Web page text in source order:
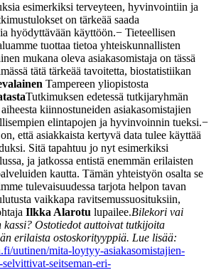
esimerkiksi terveyteen, hyvinvointiin ja
on tärkeää saada
hyödyttävään käyttöön.− Tieteellisen
tuottaa tietoa yhteiskunnallisten
mukana oleva asiakasomistaja on tässä
tätä tärkeää tavoitetta, biostatistiikan
Tampereen yliopistosta
Tutkimuksen edetessä tutkijaryhmän
kiinnostuneiden asiakasomistajien
elintapojen ja hyvinvoinnin tueksi.−
että asiakkaista kertyvä data tulee käyttää
Sitä tapahtuu jo nyt esimerkiksi
ja jatkossa entistä enemmän erilaisten
kautta. Tämän yhteistyön osalta se
tulevaisuudessa tarjota helpon tavan
vaikkapa ravitsemussuosituksiin,
Ilkka Alarotu lupailee.Bilekori vai
kassi? Ostotiedot auttoivat tutkijoita
erilaista ostoskorityyppiä. Lue lisää:
uutinen/mita-loytyy-asiakasomistajien-
seitseman-eri-